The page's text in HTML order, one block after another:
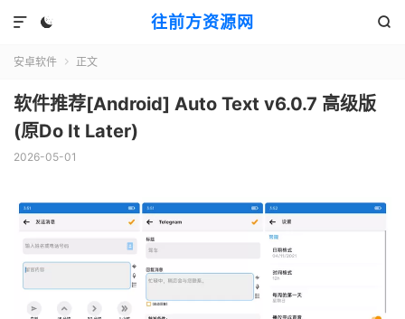
往前方资源网
 

安卓软件  正文
软件推荐[Android] Auto Text v6.0.7 高级版
(原Do It Later)
2026-05-01